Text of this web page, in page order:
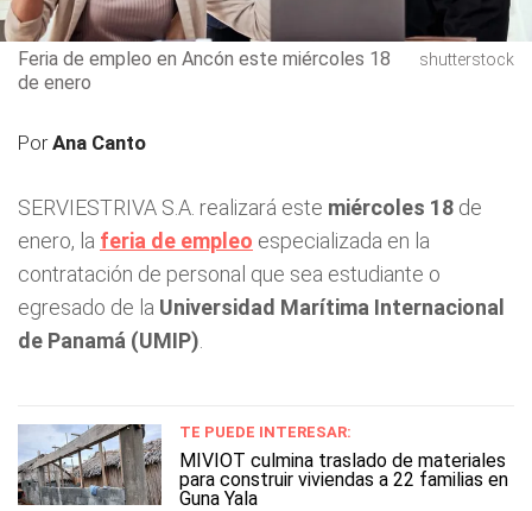
Feria de empleo en Ancón este miércoles 18
de enero
shutterstock
PorAna Canto
SERVIESTRIVA S.A. realizará este miércoles 18 de
enero, la feria de empleo especializada en la
contratación de personal que sea estudiante o
egresado de la Universidad Marítima Internacional
de Panamá (UMIP)
TE PUEDE INTERESAR:
MIVIOT culmina traslado de materiales
para construir viviendas a 22 familias en
Guna Yala